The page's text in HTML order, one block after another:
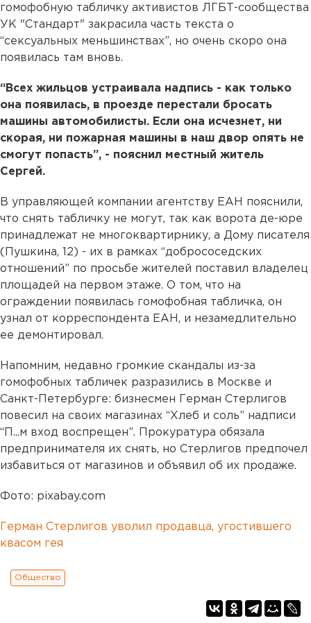
гомофобную табличку активистов ЛГБТ-сообщества
УК "Стандарт" закрасила часть текста о
“сексуальных меньшинствах”, но очень скоро она
появилась там вновь.
“Всех жильцов устраивала надпись - как только
она появилась, в проезде перестали бросать
машины автомобилисты. Если она иcчезнет, ни
скорая, ни пожарная машины в наш двор опять не
смогут попасть”, - пояснил местный житель
Сергей.
В управляющей компании агентству ЕАН пояснили,
что снять табличку не могут, так как ворота де-юре
принадлежат не многоквартирнику, а Дому писателя
(Пушкина, 12) - их в рамках “добрососедских
отношений” по просьбе жителей поставил владелец
площадей на первом этаже. О том, что на
ограждении появилась гомофобная табличка, он
узнал от корреспондента ЕАН, и незамедлительно
ее демонтировал.
Напомним, недавно громкие скандалы из-за
гомофобных табличек разразились в Москве и
Санкт-Петербурге: бизнесмен Герман Стерлигов
повесил на своих магазинах “Хлеб и соль” надписи
“П...м вход воспрещен”. Прокуратура обязала
предпринимателя их снять, но Стерлигов предпочел
избавиться от магазинов и объявил об их продаже.
Фото: pixabay.com
Герман Стерлигов уволил продавца, угостившего
квасом гея
Общество